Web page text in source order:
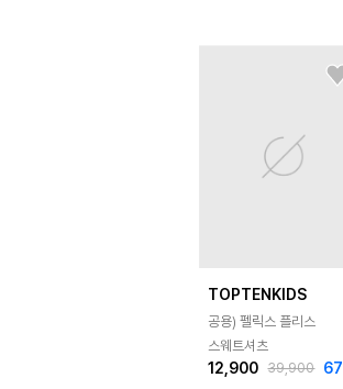
TOPTENKIDS
공용) 펠릭스 플리스
스웨트셔츠
12,900 39,900 67